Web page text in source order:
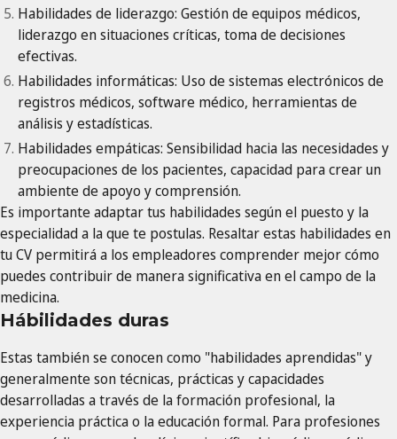
Habilidades de liderazgo: Gestión de equipos médicos,
liderazgo en situaciones críticas, toma de decisiones
efectivas.
Habilidades informáticas: Uso de sistemas electrónicos de
registros médicos, software médico, herramientas de
análisis y estadísticas.
Habilidades empáticas: Sensibilidad hacia las necesidades y
preocupaciones de los pacientes, capacidad para crear un
ambiente de apoyo y comprensión.
Es importante adaptar tus habilidades según el puesto y la
especialidad a la que te postulas. Resaltar estas habilidades en
tu CV permitirá a los empleadores comprender mejor cómo
puedes contribuir de manera significativa en el campo de la
medicina.
Hábilidades duras
Estas también se conocen como "habilidades aprendidas" y
generalmente son técnicas, prácticas y capacidades
desarrolladas a través de la formación profesional, la
experiencia práctica o la educación formal. Para profesiones